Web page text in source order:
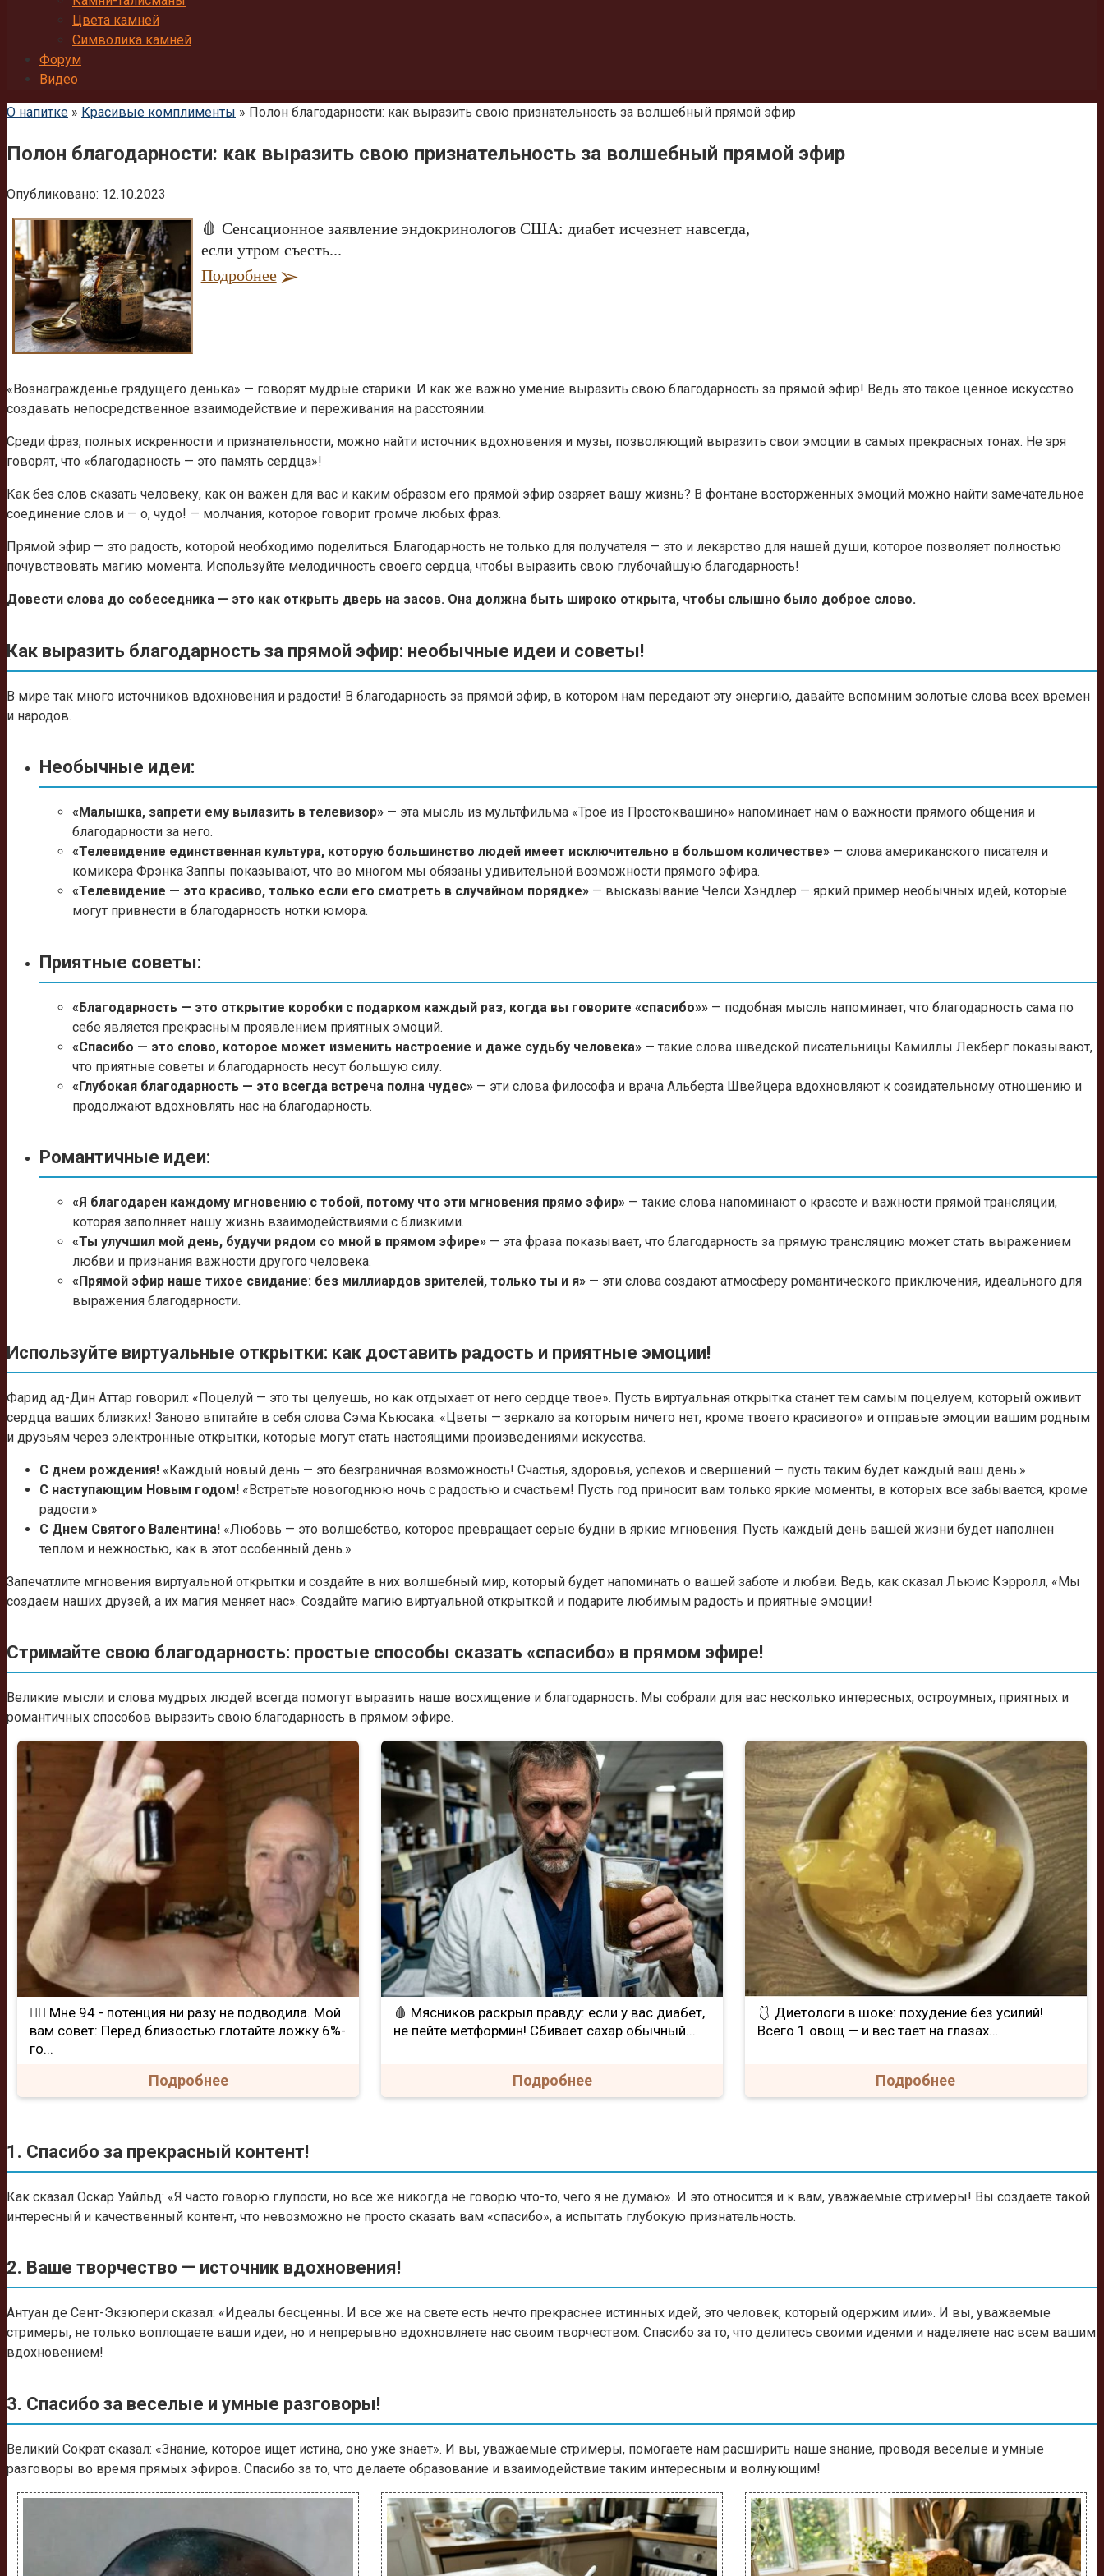
Цвета камней
Символика камней
Форум
Видео
О напитке » Красивые комплименты » Полон благодарности: как выразить свою признательность за волшебный прямой эфир
Полон благодарности: как выразить свою признательность за волшебный прямой эфир
Опубликовано: 12.10.2023
🩸 Сенсационное заявление эндокринологов США: диабет исчезнет навсегда,
если утром съесть...
Подробнее
«Вознагражденье грядущего денька» — говорят мудрые старики. И как же важно умение выразить свою благодарность за прямой эфир! Ведь это такое ценное искусство
создавать непосредственное взаимодействие и переживания на расстоянии.
Среди фраз, полных искренности и признательности, можно найти источник вдохновения и музы, позволяющий выразить свои эмоции в самых прекрасных тонах. Не зря
говорят, что «благодарность — это память сердца»!
Как без слов сказать человеку, как он важен для вас и каким образом его прямой эфир озаряет вашу жизнь? В фонтане восторженных эмоций можно найти замечательное
соединение слов и — о, чудо! — молчания, которое говорит громче любых фраз.
Прямой эфир — это радость, которой необходимо поделиться. Благодарность не только для получателя — это и лекарство для нашей души, которое позволяет полностью
почувствовать магию момента. Используйте мелодичность своего сердца, чтобы выразить свою глубочайшую благодарность!
Довести слова до собеседника — это как открыть дверь на засов. Она должна быть широко открыта, чтобы слышно было доброе слово.
Как выразить благодарность за прямой эфир: необычные идеи и советы!
В мире так много источников вдохновения и радости! В благодарность за прямой эфир, в котором нам передают эту энергию, давайте вспомним золотые слова всех времен
и народов.
Необычные идеи:
«Малышка, запрети ему вылазить в телевизор» — эта мысль из мультфильма «Трое из Простоквашино» напоминает нам о важности прямого общения и
благодарности за него.
«Телевидение единственная культура, которую большинство людей имеет исключительно в большом количестве» — слова американского писателя и
комикера Фрэнка Заппы показывают, что во многом мы обязаны удивительной возможности прямого эфира.
«Телевидение — это красиво, только если его смотреть в случайном порядке» — высказывание Челси Хэндлер — яркий пример необычных идей, которые
могут привнести в благодарность нотки юмора.
Приятные советы:
«Благодарность — это открытие коробки с подарком каждый раз, когда вы говорите «спасибо»» — подобная мысль напоминает, что благодарность сама по
себе является прекрасным проявлением приятных эмоций.
«Спасибо — это слово, которое может изменить настроение и даже судьбу человека» — такие слова шведской писательницы Камиллы Лекберг показывают,
что приятные советы и благодарность несут большую силу.
«Глубокая благодарность — это всегда встреча полна чудес» — эти слова философа и врача Альберта Швейцера вдохновляют к созидательному отношению и
продолжают вдохновлять нас на благодарность.
Романтичные идеи:
«Я благодарен каждому мгновению с тобой, потому что эти мгновения прямо эфир» — такие слова напоминают о красоте и важности прямой трансляции,
которая заполняет нашу жизнь взаимодействиями с близкими.
«Ты улучшил мой день, будучи рядом со мной в прямом эфире» — эта фраза показывает, что благодарность за прямую трансляцию может стать выражением
любви и признания важности другого человека.
«Прямой эфир наше тихое свидание: без миллиардов зрителей, только ты и я» — эти слова создают атмосферу романтического приключения, идеального для
выражения благодарности.
Используйте виртуальные открытки: как доставить радость и приятные эмоции!
Фарид ад-Дин Аттар говорил: «Поцелуй — это ты целуешь, но как отдыхает от него сердце твое». Пусть виртуальная открытка станет тем самым поцелуем, который оживит
сердца ваших близких! Заново впитайте в себя слова Сэма Кьюсака: «Цветы — зеркало за которым ничего нет, кроме твоего красивого» и отправьте эмоции вашим родным
и друзьям через электронные открытки, которые могут стать настоящими произведениями искусства.
С днем рождения! «Каждый новый день — это безграничная возможность! Счастья, здоровья, успехов и свершений — пусть таким будет каждый ваш день.»
С наступающим Новым годом! «Встретьте новогоднюю ночь с радостью и счастьем! Пусть год приносит вам только яркие моменты, в которых все забывается, кроме
радости.»
С Днем Святого Валентина! «Любовь — это волшебство, которое превращает серые будни в яркие мгновения. Пусть каждый день вашей жизни будет наполнен
теплом и нежностью, как в этот особенный день.»
Запечатлите мгновения виртуальной открытки и создайте в них волшебный мир, который будет напоминать о вашей заботе и любви. Ведь, как сказал Льюис Кэрролл, «Мы
создаем наших друзей, а их магия меняет нас». Создайте магию виртуальной открыткой и подарите любимым радость и приятные эмоции!
Стримайте свою благодарность: простые способы сказать «спасибо» в прямом эфире!
Великие мысли и слова мудрых людей всегда помогут выразить наше восхищение и благодарность. Мы собрали для вас несколько интересных, остроумных, приятных и
романтичных способов выразить свою благодарность в прямом эфире.
❤️‍🔥 Мне 94 - потенция ни разу не подводила. Мой
вам совет: Перед близостью глотайте ложку 6%-
го...
Подробнее
🩸 Мясников раскрыл правду: если у вас диабет,
не пейте метформин! Сбивает сахар обычный...
Подробнее
🩱 Диетологи в шоке: похудение без усилий!
Всего 1 овощ — и вес тает на глазах…
Подробнее
1. Спасибо за прекрасный контент!
Как сказал Оскар Уайльд: «Я часто говорю глупости, но все же никогда не говорю что-то, чего я не думаю». И это относится и к вам, уважаемые стримеры! Вы создаете такой
интересный и качественный контент, что невозможно не просто сказать вам «спасибо», а испытать глубокую признательность.
2. Ваше творчество — источник вдохновения!
Антуан де Сент-Экзюпери сказал: «Идеалы бесценны. И все же на свете есть нечто прекраснее истинных идей, это человек, который одержим ими». И вы, уважаемые
стримеры, не только воплощаете ваши идеи, но и непрерывно вдохновляете нас своим творчеством. Спасибо за то, что делитесь своими идеями и наделяете нас всем вашим
вдохновением!
3. Спасибо за веселые и умные разговоры!
Великий Сократ сказал: «Знание, которое ищет истина, оно уже знает». И вы, уважаемые стримеры, помогаете нам расширить наше знание, проводя веселые и умные
разговоры во время прямых эфиров. Спасибо за то, что делаете образование и взаимодействие таким интересным и волнующим!